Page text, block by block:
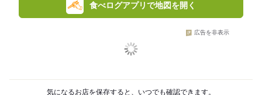
食べログアプリで地図を開く
広告を非表示
気になるお店を保存すると、いつでも確認できます。